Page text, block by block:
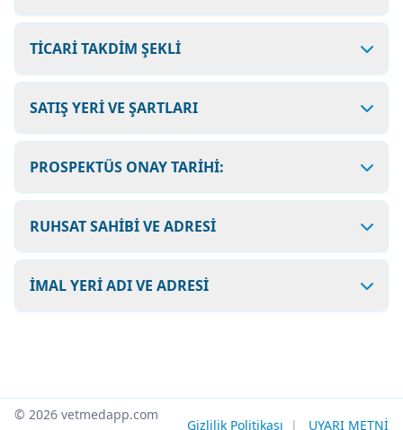
TİCARİ TAKDİM ŞEKLİ
SATIŞ YERİ VE ŞARTLARI
PROSPEKTÜS ONAY TARİHİ:
RUHSAT SAHİBİ VE ADRESİ
İMAL YERİ ADI VE ADRESİ
© 2026 vetmedapp.com
Gizlilik Politikası | UYARI METNİ